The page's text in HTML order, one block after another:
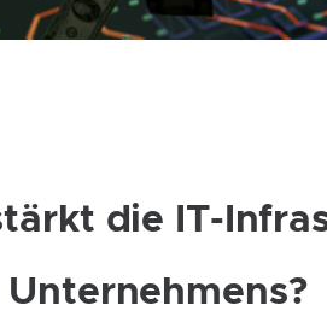
die IT-
Unternehmens?